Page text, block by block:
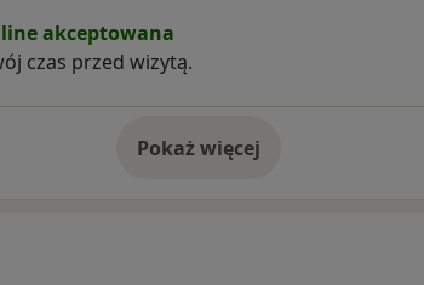
akceptowana
czas przed wizytą.
Pokaż więcejo doświadczeniu